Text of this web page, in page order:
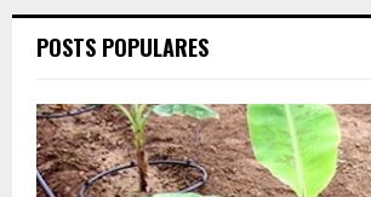
POSTS POPULARES